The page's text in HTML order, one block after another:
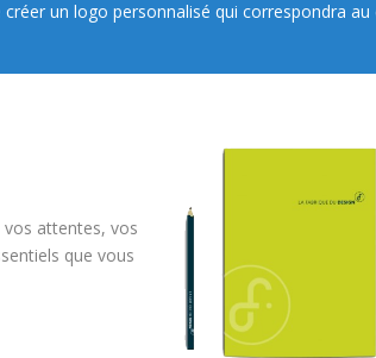
vos attentes, vos
que vous